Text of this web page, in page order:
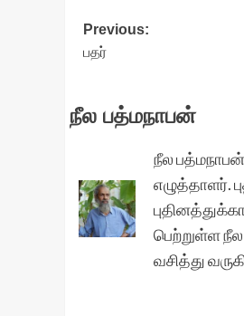
Post
navigation
Previous:
பதர்
நீல பத்மநாபன்
நீல பத்மநாபன்
எழுத்தாளர்.
பெற்றுள்ள நீல
வசித்து